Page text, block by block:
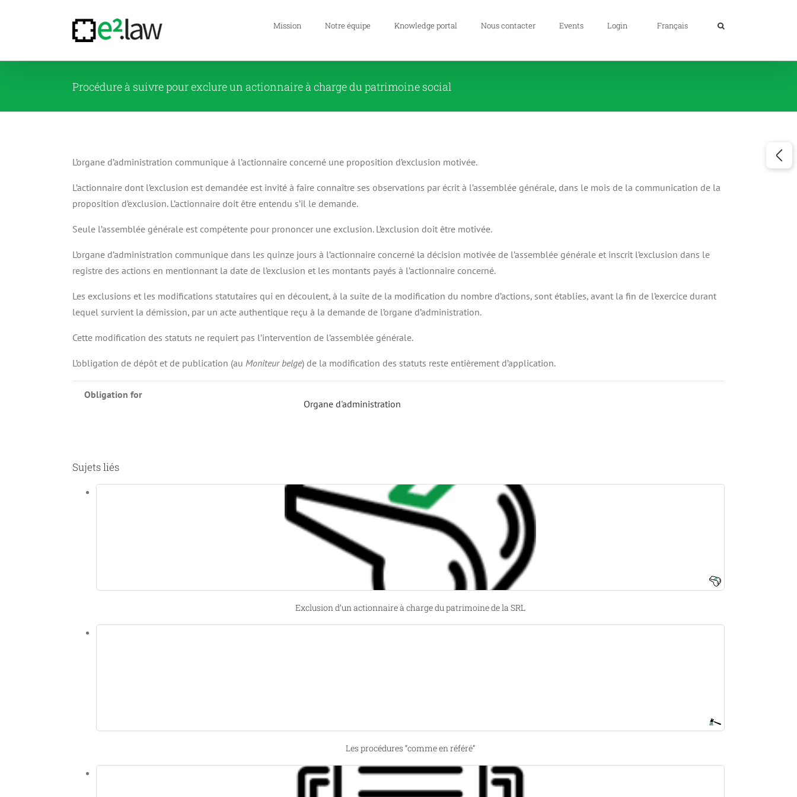
Mission Notre équipe Knowledge portal Nous contacter Events Login Français
Procédure à suivre pour exclure un actionnaire à charge du patrimoine social
L’organe d’administration communique à l’actionnaire concerné une proposition d’exclusion motivée.
L’actionnaire dont l’exclusion est demandée est invité à faire connaître ses observations par écrit à l’assemblée générale, dans le mois de la communication de la
proposition d’exclusion. L’actionnaire doit être entendu s’il le demande.
Seule l’assemblée générale est compétente pour prononcer une exclusion. L’exclusion doit être motivée.
L’organe d’administration communique dans les quinze jours à l’actionnaire concerné la décision motivée de l’assemblée générale et inscrit l’exclusion dans le
registre des actions en mentionnant la date de l’exclusion et les montants payés à l’actionnaire concerné.
Les exclusions et les modifications statutaires qui en découlent, à la suite de la modification du nombre d’actions, sont établies, avant la fin de l’exercice durant
lequel survient la démission, par un acte authentique reçu à la demande de l’organe d’administration.
Cette modification des statuts ne requiert pas l’intervention de l’assemblée générale.
L’obligation de dépôt et de publication (au Moniteur belge) de la modification des statuts reste entièrement d’application.
Obligation for
Organe d'administration
Sujets liés
Exclusion d’un actionnaire à charge du patrimoine de la SRL
Les procédures “comme en référé”